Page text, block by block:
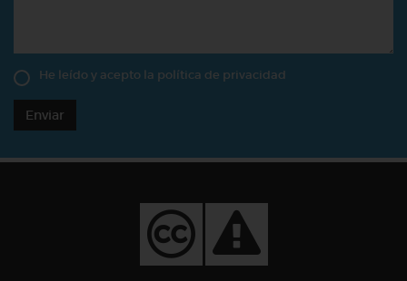
He leído y acepto la política de privacidad
Enviar